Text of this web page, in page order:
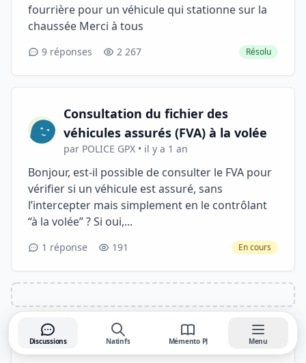
fourrière pour un véhicule qui stationne sur la
chaussée Merci à tous
9 réponses 2 267 Résolu
Consultation du fichier des
véhicules assurés (FVA) à la volée
par POLICE GPX • il y a 1 an
Bonjour, est-il possible de consulter le FVA pour
vérifier si un véhicule est assuré, sans
l’intercepter mais simplement en le contrôlant
“à la volée” ? Si oui,...
1 réponse 191 En cours
Publicité Soutenez Ops pour ne plus voir de publicités.
Discussions Natinfs Mémento PJ Menu